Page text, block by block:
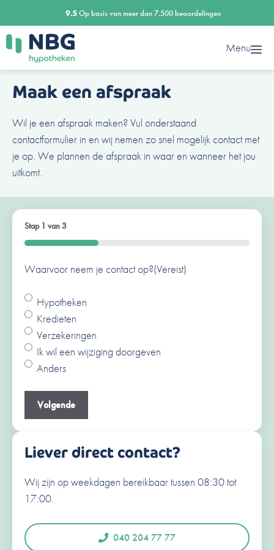
naar
de
inhoud
9.5Op basis van meer dan 7.500 beoordelingen
Menu
Maak een afspraak
Wil je een afspraak maken? Vul onderstaand
contactformulier in en wij nemen zo snel mogelijk contact met
je op. We plannen de afspraak in waar en wanneer het jou
uitkomt.
Stap 1 van3
33%
Waarvoor neem je contact op?(Vereist)
Hypotheken
Kredieten
Verzekeringen
Ik wil een wijziging doorgeven
Anders
Ben je al een klant van ons?(Vereist)
Ja
Nee
Naam(Vereist)
V
o
r
a
m
e
r
n
a
m
Je e-mailadres
Je telefoonnummer(Vereist)
e
Liever direct contact?
Wij zijn op weekdagen bereikbaar tussen 08:30 tot
17:00.
040 204 77 77